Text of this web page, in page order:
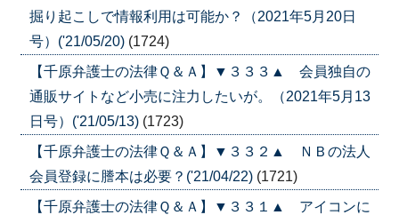
掘り起こしで情報利用は可能か？（2021年5月20日
号）('21/05/20) (1724)
【千原弁護士の法律Ｑ＆Ａ】▼３３３▲ 会員独自の
通販サイトなど小売に注力したいが。（2021年5月13
日号）('21/05/13) (1723)
【千原弁護士の法律Ｑ＆Ａ】▼３３２▲ ＮＢの法人
会員登録に謄本は必要？('21/04/22) (1721)
【千原弁護士の法律Ｑ＆Ａ】▼３３１▲ アイコンに